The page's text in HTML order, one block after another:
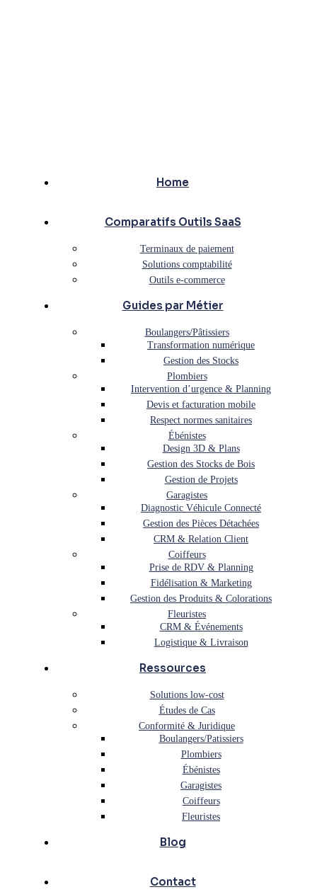
Home
Comparatifs Outils SaaS
Terminaux de paiement
Solutions comptabilité
Outils e-commerce
Guides par Métier
Boulangers/Pâtissiers
Transformation numérique
Gestion des Stocks
Plombiers
Intervention d’urgence & Planning
Devis et facturation mobile
Respect normes sanitaires
Ébénistes
Design 3D & Plans
Gestion des Stocks de Bois
Gestion de Projets
Garagistes
Diagnostic Véhicule Connecté
Gestion des Pièces Détachées
CRM & Relation Client
Coiffeurs
Prise de RDV & Planning
Fidélisation & Marketing
Gestion des Produits & Colorations
Fleuristes
CRM & Événements
Logistique & Livraison
Ressources
Solutions low-cost
Études de Cas
Conformité & Juridique
Boulangers/Patissiers
Plombiers
Ébénistes
Garagistes
Coiffeurs
Fleuristes
Blog
Contact